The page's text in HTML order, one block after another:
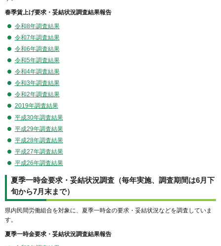
春季賃上げ要求・妥結状況調査結果報告
令和8年調査結果
令和7年調査結果
令和6年調査結果
令和5年調査結果
令和4年調査結果
令和3年調査結果
令和2年調査結果
2019年調査結果
平成30年調査結果
平成29年調査結果
平成28年調査結果
平成27年調査結果
平成26年調査結果
夏季一時金要求・妥結状況調査（毎年実施、調査期間は6月下
旬から7月末まで）
県内民間労働組合を対象に、夏季一時金の要求・妥結状況などを調査していま
す。
夏季一時金要求・妥結状況調査結果報告